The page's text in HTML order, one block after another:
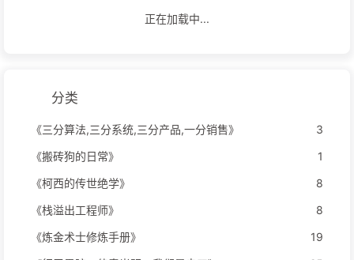
正在加载中...
分类
《三分算法,三分系统,三分产品,一分销售》
3
《搬砖狗的日常》
1
《柯西的传世绝学》
8
《栈溢出工程师》
8
《炼金术士修炼手册》
19